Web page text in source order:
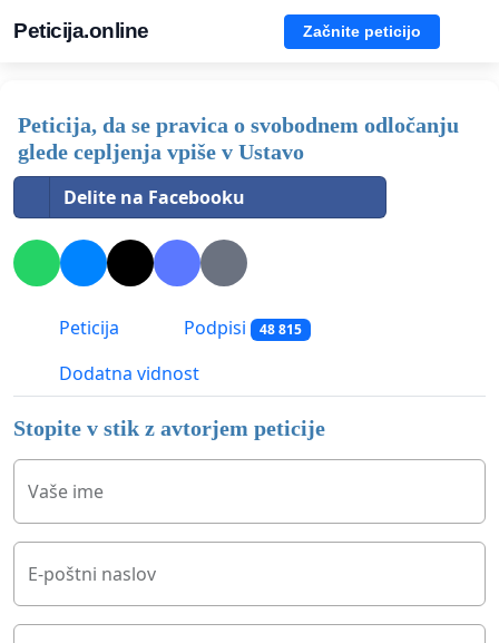
Peticija.online Začnite peticijo
Peticija, da se pravica o svobodnem odločanju
glede cepljenja vpiše v Ustavo
Delite na Facebooku
Peticija Podpisi 48 815
Dodatna vidnost
Stopite v stik z avtorjem peticije
Vaše ime
E-poštni naslov